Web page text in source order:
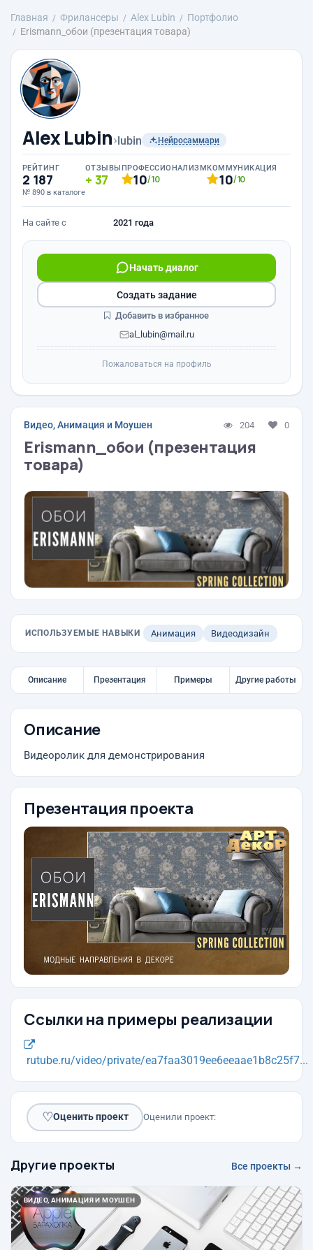
Главная Фрилансеры Alex Lubin
Портфолио
Erismann_обои (презентация товара)
Alex Lubin›lubin Нейросаммари
РЕЙТИНГ
2 187
№ 890 в каталоге
ОТЗЫВЫ
37
ПРОФЕССИОНАЛИЗМ
10/10
КОММУНИКАЦИЯ
10/10
На сайте с 2021 года
Начать диалог
al_lubin@mail.ru
Создать задание
Добавить в избранное
Пожаловаться на профиль
Видео, Анимация и Моушен 204 0
Erismann_обои (презентация
товара)
ИСПОЛЬЗУЕМЫЕ НАВЫКИ Анимация Видеодизайн
Описание Презентация Примеры Другие работы
Описание
Видеоролик для демонстрирования
Презентация проекта
Ссылки на примеры реализации
rutube.ru/video/private/ea7faa3019ee6eeaae1b8c25f7...
♡Оценить проект Оценили проект:
Другие проекты Все проекты →
ВИДЕО, АНИМАЦИЯ И МОУШЕН